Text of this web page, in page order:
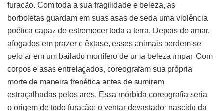
furacão. Com toda a sua fragilidade e beleza, as
borboletas guardam em suas asas de seda uma violência
poética capaz de estremecer toda a terra. Depois de amar,
afogados em prazer e êxtase, esses animais perdem-se
pelo ar em um bailado mortífero de uma beleza ímpar. Com
corpos e asas entrelaçados, coreografam sua própria
morte de maneira frenética antes de sumirem
estraçalhadas pelos ares. Essa mórbida coreografia seria
o origem de todo furacão: o ventar devastador nascido da